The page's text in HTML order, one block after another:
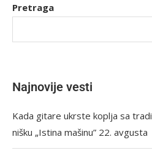
Pretraga
Najnovije vesti
Kada gitare ukrste koplja sa
nišku „Istina mašinu” 22. avgusta